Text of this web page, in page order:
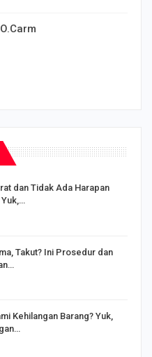
dan Tidak Ada Harapan
Takut? Ini Prosedur dan
Kehilangan Barang? Yuk,